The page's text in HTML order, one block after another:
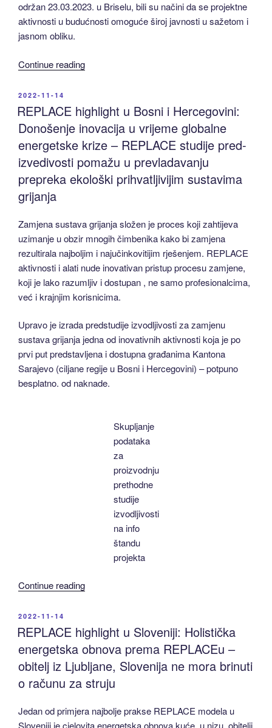
održan 23.03.2023. u Briselu, bili su načini da se projektne
aktivnosti u budućnosti omoguće široj javnosti u sažetom i
jasnom obliku.
Continue reading“Zbirni
zamjeni
sustava
grijanja
s
manjim
utjecajem
–
sažetak
posljednjeg
sastanka
konzorcija
REPLACE
u
ožujku
2023.”
POSTED
ON
2022-11-14
REPLACE highlight u Bosni i Hercegovini:
Donošenje inovacija u vrijeme globalne
energetske krize – REPLACE studije pred-
izvedivosti pomažu u prevladavanju
prepreka ekološki prihvatljivijim sustavima
grijanja
Zamjena sustava grijanja složen je proces koji zahtijeva
uzimanje u obzir mnogih čimbenika kako bi zamjena
rezultirala najboljim i najučinkovitijim rješenjem. REPLACE
aktivnosti i alati nude inovativan pristup procesu zamjene,
koji je lako razumljiv i dostupan , ne samo profesionalcima,
već i krajnjim korisnicima.
Upravo je izrada predstudije izvodljivosti za zamjenu
sustava grijanja jedna od inovativnih aktivnosti koja je po
prvi put predstavljena i dostupna građanima Kantona
Sarajevo (ciljane regije u Bosni i Hercegovini) – potpuno
besplatno. od naknade.
Skupljanje
podataka
za
proizvodnju
prethodne
studije
izvodljivosti
na info
štandu
projekta
Continue reading“REPLACE
Bosni
i
Hercegovini:
Donošenje
inovacija
vrijeme
POSTED
ON
2022-11-14
REPLACE highlight u Sloveniji: Holistička
energetska obnova prema REPLACEu –
obitelj iz Ljubljane, Slovenija ne mora brinuti
o računu za struju
Jedan od primjera najbolje prakse REPLACE modela u
Sloveniji je cjelovita energetska obnova kuće, u nizu, obitelji